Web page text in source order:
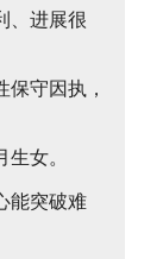
、进展很
守因执，
女。
能突破难